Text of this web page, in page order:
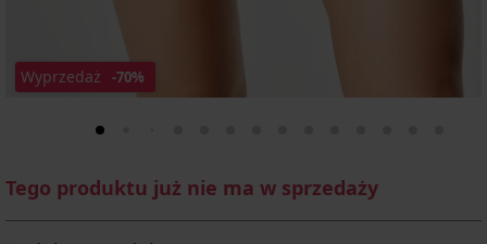
Wyprzedaż -70%
Tego produktu już nie ma w sprzedaży